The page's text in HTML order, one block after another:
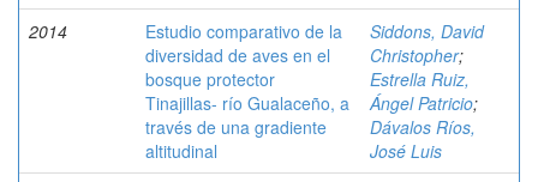
2014
Estudio comparativo de la
diversidad de aves en el
bosque protector
Tinajillas- río Gualaceño, a
través de una gradiente
altitudinal
Siddons, David
Christopher;
Estrella Ruiz,
Ángel Patricio;
Dávalos Ríos,
José Luis